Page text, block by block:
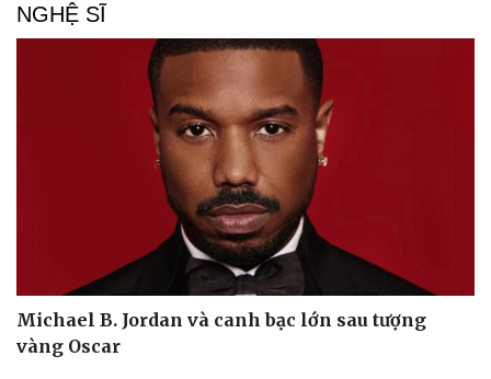
NGHỆ SĨ
Michael B. Jordan và canh bạc lớn sau tượng
vàng Oscar